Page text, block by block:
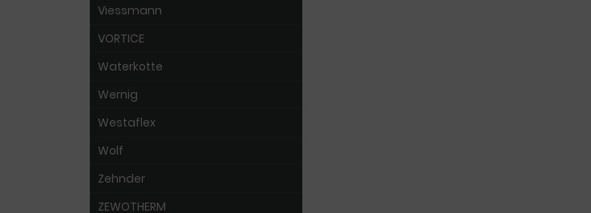
Viessmann
VORTICE
Waterkotte
Wernig
Westaflex
Wolf
Zehnder
ZEWOTHERM